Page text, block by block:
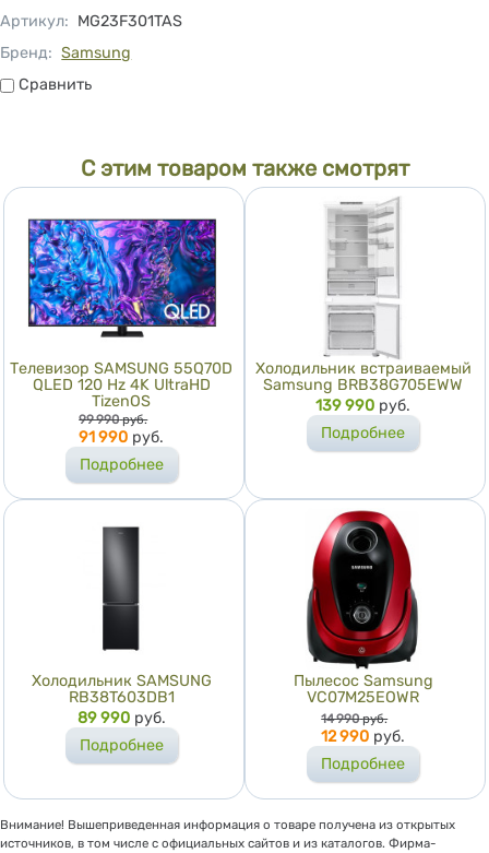
Артикул: MG23F301TAS
Бренд: Samsung
СравнитьСравнить
С этим товаром также смотрят
Телевизор SAMSUNG 55Q70D
QLED 120 Hz 4K UltraHD
TizenOS
Цена
99 990 руб.
91 990 руб.
Подробнее
Холодильник встраиваемый
Samsung BRB38G705EWW
Цена
139 990 руб.
Подробнее
Холодильник SAMSUNG
RB38T603DB1
Цена
89 990 руб.
Подробнее
Пылесос Samsung
VC07M25EOWR
Цена
14 990 руб.
12 990 руб.
Подробнее
Внимание! Вышеприведенная информация о товаре получена из открытых
источников, в том числе с официальных сайтов и из каталогов. Фирма-